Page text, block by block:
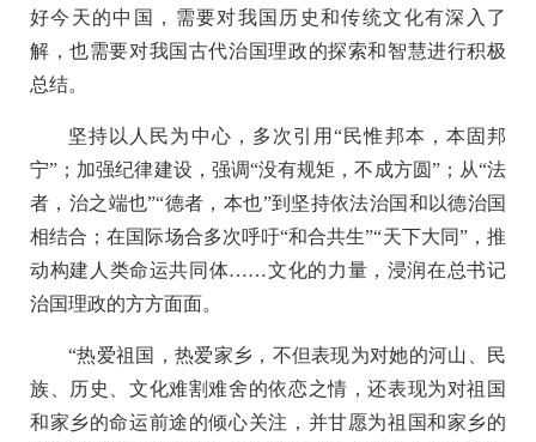
好今天的中国，需要对我国历史和传统文化有深入了
解，也需要对我国古代治国理政的探索和智慧进行积极
总结。
坚持以人民为中心，多次引用“民惟邦本，本固邦
宁”；加强纪律建设，强调“没有规矩，不成方圆”；从“法
者，治之端也”“德者，本也”到坚持依法治国和以德治国
相结合；在国际场合多次呼吁“和合共生”“天下大同”，推
动构建人类命运共同体……文化的力量，浸润在总书记
治国理政的方方面面。
“热爱祖国，热爱家乡，不但表现为对她的河山、民
族、历史、文化难割难舍的依恋之情，还表现为对祖国
和家乡的命运前途的倾心关注，并甘愿为祖国和家乡的